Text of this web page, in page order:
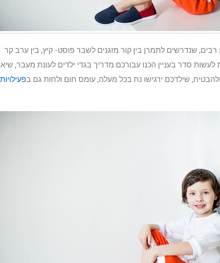
שנדרשים לתמרן בין קור מזגנים לשבר פוסט- קיץ, בין ערב קר
לעשות סדר בעניין הכנו עבורכם מדריך בגדי ילדים לעונת מעבר,
שילדכם ירגישו נח בכל מעלה, עומס חום ולחות גם ב